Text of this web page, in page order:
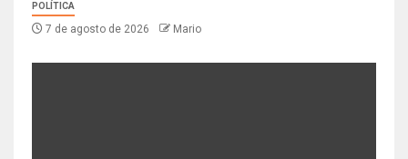
POLÍTICA
7 de agosto de 2026 Mario